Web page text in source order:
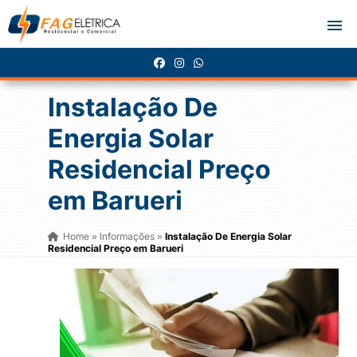
Instalação De
Energia Solar
Residencial Preço
em Barueri
Home» Informações » Instalação De Energia Solar
Residencial Preço em Barueri